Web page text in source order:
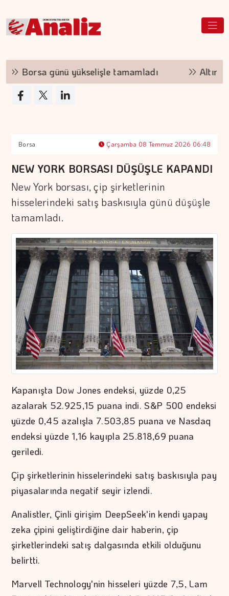
Borsa günü yükselişle tamamladı Altının
Borsa Çarşamba 08 Temmuz 2026 06:48
NEW YORK BORSASI DÜŞÜŞLE KAPANDI
New York borsası, çip şirketlerinin
hisselerindeki satış baskısıyla günü düşüşle
tamamladı.
Kapanışta Dow Jones endeksi, yüzde 0,25
azalarak 52.925,15 puana indi. S&P 500 endeksi
yüzde 0,45 azalışla 7.503,85 puana ve Nasdaq
endeksi yüzde 1,16 kayıpla 25.818,69 puana
geriledi.
Çip şirketlerinin hisselerindeki satış baskısıyla pay
piyasalarında negatif seyir izlendi.
Analistler, Çinli girişim DeepSeek'in kendi yapay
zeka çipini geliştirdiğine dair haberin, çip
şirketlerindeki satış dalgasında etkili olduğunu
belirtti.
Marvell Technology'nin hisseleri yüzde 7,5, Lam